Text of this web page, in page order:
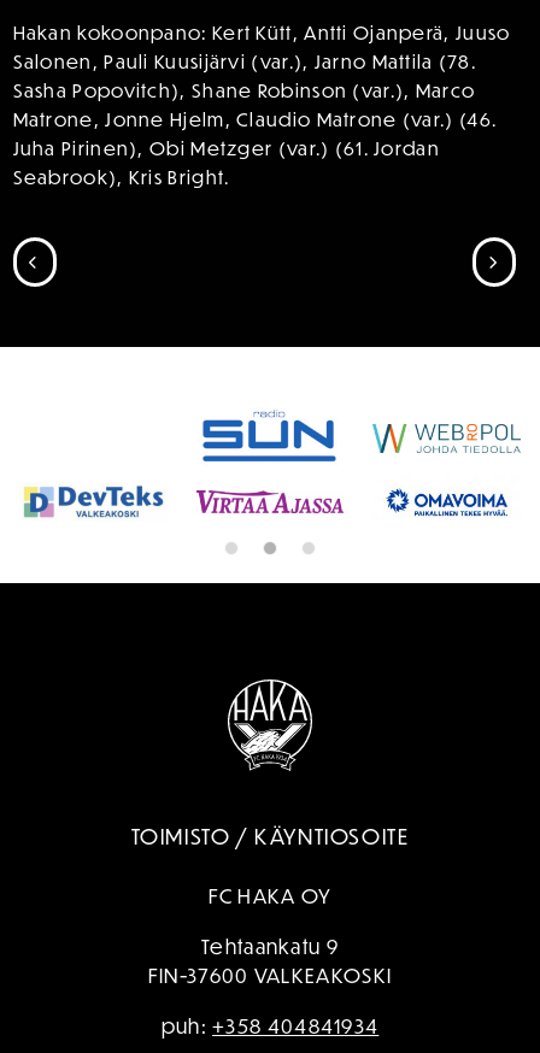
Hakan kokoonpano: Kert Kütt, Antti Ojanperä, Juuso
Salonen, Pauli Kuusijärvi (var.), Jarno Mattila (78.
Sasha Popovitch), Shane Robinson (var.), Marco
Matrone, Jonne Hjelm, Claudio Matrone (var.) (46.
Juha Pirinen), Obi Metzger (var.) (61. Jordan
Seabrook), Kris Bright.
SIIRRY EDELLISEEN
TOIMISTO / KÄYNTIOSOITE
FC HAKA OY
Tehtaankatu 9
FIN-37600 VALKEAKOSKI
puh:+358 404841934